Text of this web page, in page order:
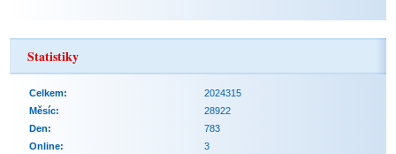
Statistiky
Online: 3
Celkem:
2024315
Měsíc:
28922
Den:
783